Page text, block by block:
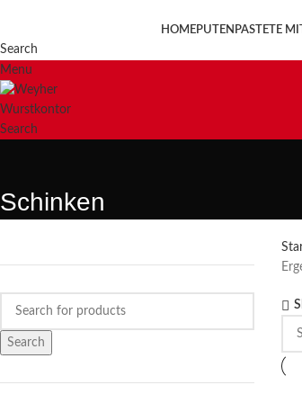
HOMEPUTENPASTETE
Search
Menu
Search
Schinken
Search